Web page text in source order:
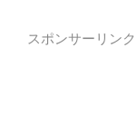
スポンサーリンク